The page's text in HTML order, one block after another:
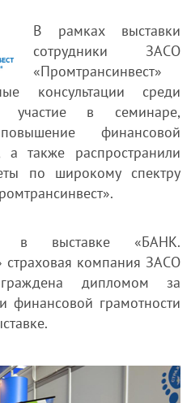
В рамках выставки
сотрудники ЗАСО
«Промтрансинвест»
консультации среди
участие в семинаре,
финансовой
а также распространили
по широкому спектру
в выставке «БАНК.
компания ЗАСО
дипломом за
финансовой грамотности